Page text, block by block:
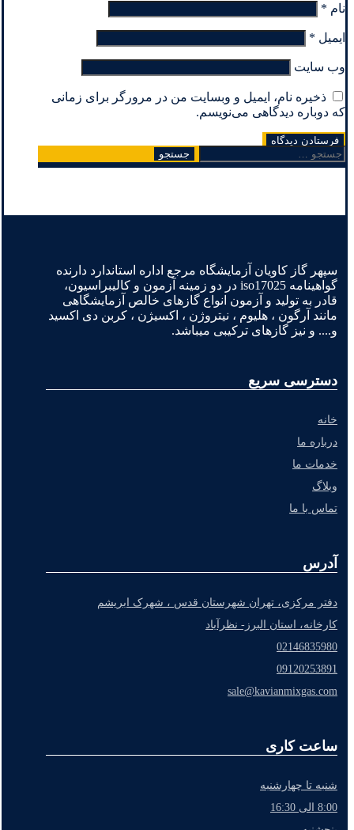
نام *
ایمیل *
وب‌ سایت
ذخیره نام، ایمیل و وبسایت من در مرورگر برای زمانی
که دوباره دیدگاهی می‌نویسم.
جستجو
برای:
سپهر گاز کاویان آزمایشگاه مرجع اداره استاندارد دارنده
گواهینامه iso17025 در دو زمینه آزمون و کالیبراسیون،
قادر به تولید و آزمون انواع گازهای خالص آزمایشگاهی
مانند آرگون ، هلیوم ، نیتروژن ، اکسیژن ، کربن دی اکسید
و.... و نیز گازهای ترکیبی میباشد.
دسترسی سریع
خانه
درباره ما
خدمات ما
وبلاگ
تماس با ما
آدرس
دفتر مرکزی، تهران شهرستان قدس ، شهرک ابریشم
کارخانه، استان البرز- نظرآباد
02146835980
09120253891
sale@kavianmixgas.com
ساعت کاری
شنبه تا چهارشنبه
8:00 الی 16:30